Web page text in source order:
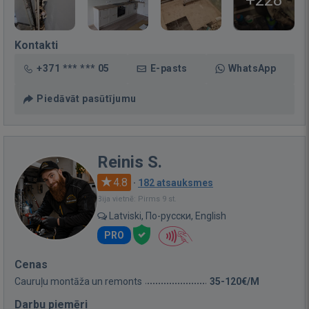
Kontakti
+371 *** *** 05 E-pasts WhatsApp
Piedāvāt pasūtījumu
Reinis S.
4.8 · 182 atsauksmes
Bija vietnē: Pirms 9 st.
Latviski, По-русски, English
PRO
Cenas
Cauruļu montāža un remonts 35-120€/M
Darbu piemēri